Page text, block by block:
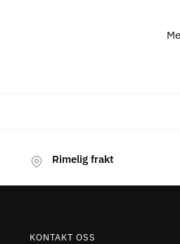
Rimelig frakt
KONTAKT OSS